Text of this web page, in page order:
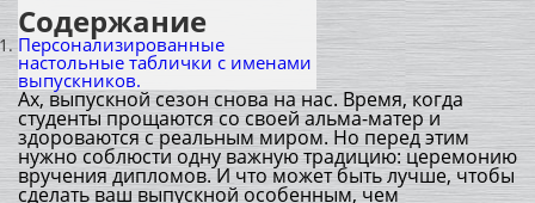
Содержание
Персонализированные
настольные таблички с именами
выпускников.
Ах, выпускной сезон снова на нас. Время, когда
студенты прощаются со своей альма-матер и
здороваются с реальным миром. Но перед этим
нужно соблюсти одну важную традицию: церемонию
вручения дипломов. И что может быть лучше, чтобы
сделать ваш выпускной особенным, чем